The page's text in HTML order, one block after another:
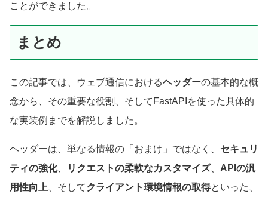
ことができました。
まとめ
この記事では、ウェブ通信におけるヘッダーの基本的な概
念から、その重要な役割、そしてFastAPIを使った具体的
な実装例までを解説しました。
ヘッダーは、単なる情報の「おまけ」ではなく、 セキュリ
ティの強化、 リクエストの柔軟なカスタマイズ、 APIの汎
用性向上 、そしてクライアント環境情報の取得といった、